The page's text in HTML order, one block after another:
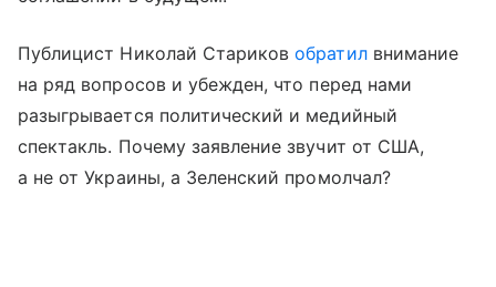
Публицист Николай Стариковобратилвнимание
на ряд вопросов и убежден, что перед нами
разыгрывается политический и медийный
спектакль. Почему заявление звучит от США,
а не от Украины, а Зеленский промолчал?